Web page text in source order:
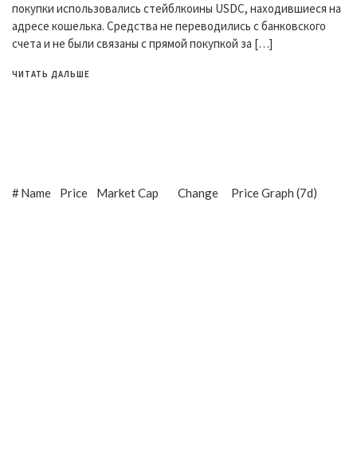
покупки использовались стейблкоины USDC, находившиеся на
адресе кошелька. Средства не переводились с банковского
счета и не были связаны с прямой покупкой за […]
ЧИТАТЬ ДАЛЬШЕ
#Name Price Market Cap Change Price Graph (7d)